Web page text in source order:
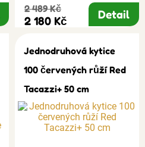
2 489 Kč
2 180 Kč Detail
Jednodruhová kytice
100 červených růží Red
Tacazzi+ 50 cm